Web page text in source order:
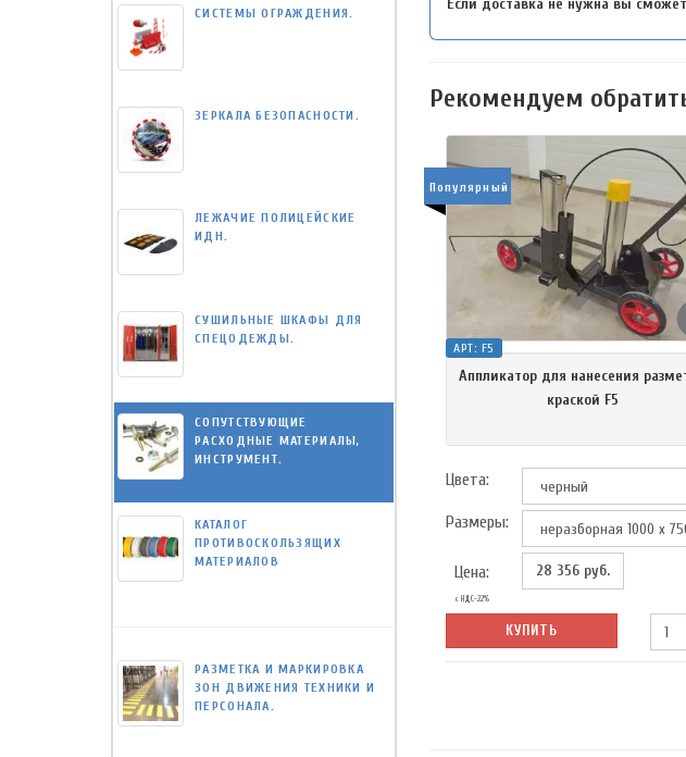
Если доставка не нужна вы
Рекомендуем
АРТ: F5
Аппликатор для нанесения
краской F5
Цвета:
Размеры:
Цена:
с НДС-22%
28 356 руб.
КУПИТЬ
Популярный
СИСТЕМЫ ОГРАЖДЕНИЯ.
ЗЕРКАЛА БЕЗОПАСНОСТИ.
ЛЕЖАЧИЕ ПОЛИЦЕЙСКИЕ
ИДН.
СУШИЛЬНЫЕ ШКАФЫ ДЛЯ
СПЕЦОДЕЖДЫ.
СОПУТСТВУЮЩИЕ
РАСХОДНЫЕ МАТЕРИАЛЫ,
ИНСТРУМЕНТ.
КАТАЛОГ
ПРОТИВОСКОЛЬЗЯЩИХ
МАТЕРИАЛОВ
РАЗМЕТКА И МАРКИРОВКА
ЗОН ДВИЖЕНИЯ ТЕХНИКИ И
ПЕРСОНАЛА.